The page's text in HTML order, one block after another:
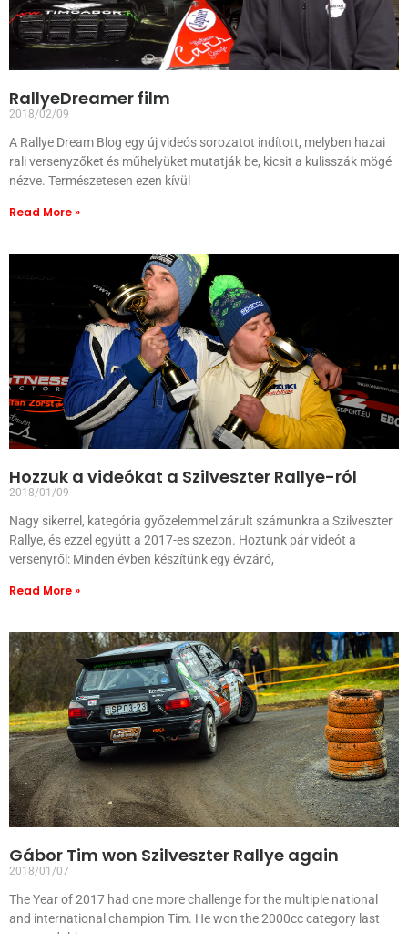
RallyeDreamer film
2018/02/09
A Rallye Dream Blog egy új videós sorozatot indított, melyben hazai
rali versenyzőket és műhelyüket mutatják be, kicsit a kulisszák mögé
nézve. Természetesen ezen kívül
Read More »
Hozzuk a videókat a Szilveszter Rallye-ról
2018/01/09
Nagy sikerrel, kategória győzelemmel zárult számunkra a Szilveszter
Rallye, és ezzel együtt a 2017-es szezon. Hoztunk pár videót a
versenyről: Minden évben készítünk egy évzáró,
Read More »
Gábor Tim won Szilveszter Rallye again
2018/01/07
The Year of 2017 had one more challenge for the multiple national
and international champion Tim. He won the 2000cc category last